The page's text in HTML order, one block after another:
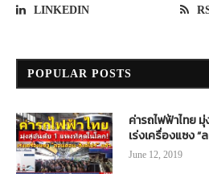
LINKEDIN
POPULAR POSTS
ค่ารถไฟฟ้าไทย
เร่งเครื่องแซง
June 12, 2019